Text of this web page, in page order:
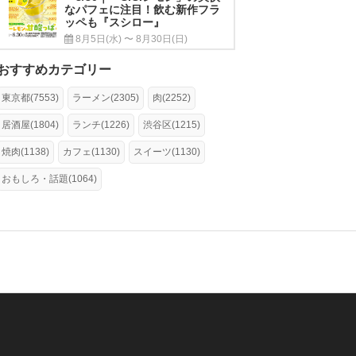
なパフェに注目！飲む新作フラ
ッペも『スシロー』
8月5日(水) 〜 8月30日(日)
すすめカテゴリー
東京都(7553) ラーメン(2305) 肉(2252)
居酒屋(1804) ランチ(1226) 渋谷区(1215)
焼肉(1138) カフェ(1130) スイーツ(1130)
おもしろ・話題(1064)